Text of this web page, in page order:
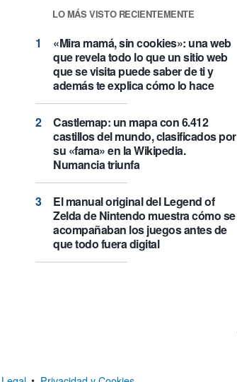
LO MÁS VISTO RECIENTEMENTE
«Mira mamá, sin cookies»: una web
que revela todo lo que un sitio web
que se visita puede saber de ti y
además te explica cómo lo hace
Castlemap: un mapa con 6.412
castillos del mundo, clasificados por
su «fama» en la Wikipedia.
Numancia triunfa
El manual original del Legend of
Zelda de Nintendo muestra cómo se
acompañaban los juegos antes de
que todo fuera digital
kilómetros sin escalas entre